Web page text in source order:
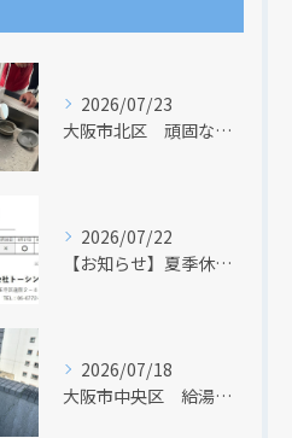
2026/07/23
大阪市北区 頑固な水アカはなかなか取れない・・・
2026/07/22
【お知らせ】夏季休業日のお知らせ【２０２６年】
2026/07/18
大阪市中央区 給湯器のリモコンが無くても、リモコンを設置する方法はあります